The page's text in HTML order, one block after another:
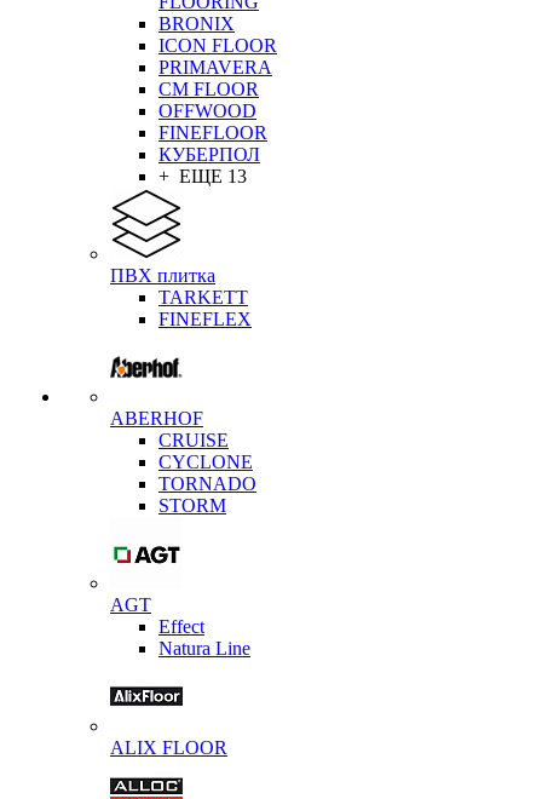
BRONIX
ICON FLOOR
PRIMAVERA
CM FLOOR
OFFWOOD
FINEFLOOR
КУБЕРПОЛ
+ ЕЩЕ 13
ПВХ плитка
TARKETT
FINEFLEX
ABERHOF
CRUISE
CYCLONE
TORNADO
STORM
AGT
Effect
Natura Line
ALIX FLOOR